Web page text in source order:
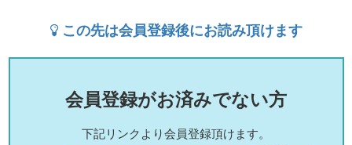
この先は会員登録後にお読み頂けます
会員登録がお済みでない方
下記リンクより会員登録頂けます。